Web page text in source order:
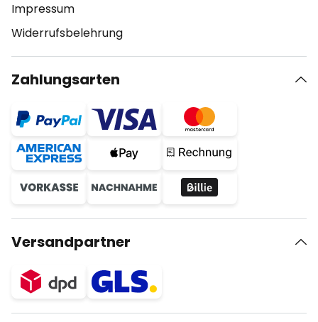
Impressum
Widerrufsbelehrung
Zahlungsarten
Versandpartner